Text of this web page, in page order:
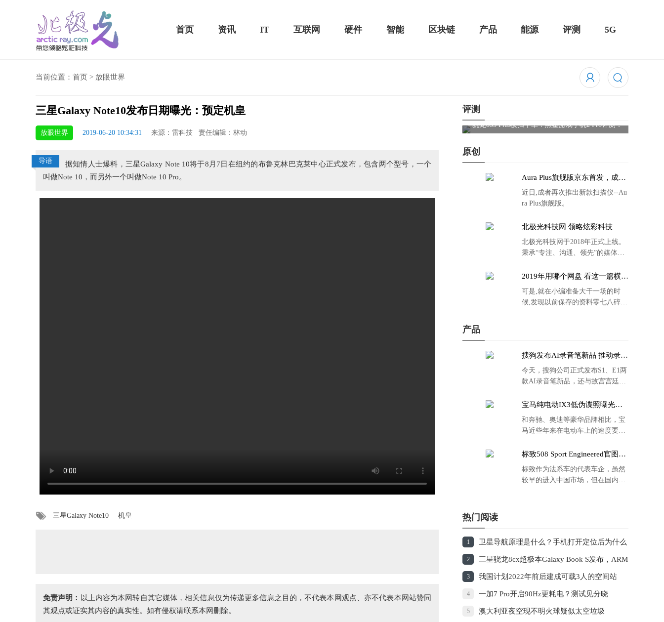
首页 资讯 IT 互联网 硬件 智能 区块链 产品 能源 评测 5G
当前位置： 首页 > 放眼世界
三星Galaxy Note10发布日期曝光：预定机皇
放眼世界 2019-06-20 10:34:31 来源：雷科技 责任编辑：林动
导语
据知情人士爆料，三星Galaxy Note 10将于8月7日在纽约的布鲁克林巴克莱中心正式发布，包含两个型号，一个
叫做Note 10，而另外一个叫做Note 10 Pro。
三星Galaxy Note10 机皇
免责声明： 以上内容为本网转自其它媒体，相关信息仅为传递更多信息之目的，不代表本网观点、亦不代表本网站赞同
其观点或证实其内容的真实性。如有侵权请联系本网删除。
评测
横扫千军！黑鲨游戏手机2 Pro评测： 骁龙855 Plus横扫千军！黑鲨游戏手机2 Pro评测：
原创
Aura Plus旗舰版京东首发，成者
近日,成者再次推出新款扫描仪--Au
ra Plus旗舰版。
北极光科技网 领略炫彩科技
北极光科技网于2018年正式上线。
秉承“专注、沟通、领先”的媒体理
2019年用哪个网盘 看这一篇横评
可是,就在小编准备大干一场的时
候,发现以前保存的资料零七八碎,
产品
搜狗发布AI录音笔新品 推动录音
今天，搜狗公司正式发布S1、E1两
款AI录音笔新品，还与故宫宫廷文
的故宫宫廷联名款。
宝马纯电动IX3低伪谍照曝光：
和奔驰、奥迪等豪华品牌相比，宝
马近些年来在电动车上的速度要慢
标致508 Sport Engineered官图发
标致作为法系车的代表车企，虽然
较早的进入中国市场，但在国内的
热门阅读
1 卫星导航原理是什么？手机打开定位后为什么
耗电快？
2 三星骁龙8cx超极本Galaxy Book S发布，ARM
再度来袭
3 我国计划2022年前后建成可载3人的空间站
4 一加7 Pro开启90Hz更耗电？测试见分晓
5 澳大利亚夜空现不明火球疑似太空垃圾